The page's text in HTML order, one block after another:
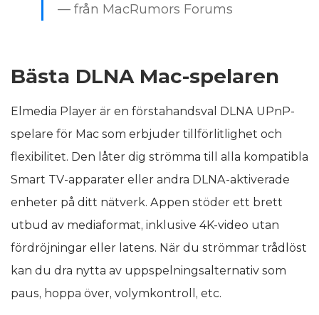
— från MacRumors Forums
Bästa DLNA Mac-spelaren
Elmedia Player är en förstahandsval DLNA UPnP-
spelare för Mac som erbjuder tillförlitlighet och
flexibilitet. Den låter dig strömma till alla kompatibla
Smart TV-apparater eller andra DLNA-aktiverade
enheter på ditt nätverk. Appen stöder ett brett
utbud av mediaformat, inklusive 4K-video utan
fördröjningar eller latens. När du strömmar trådlöst
kan du dra nytta av uppspelningsalternativ som
paus, hoppa över, volymkontroll, etc.